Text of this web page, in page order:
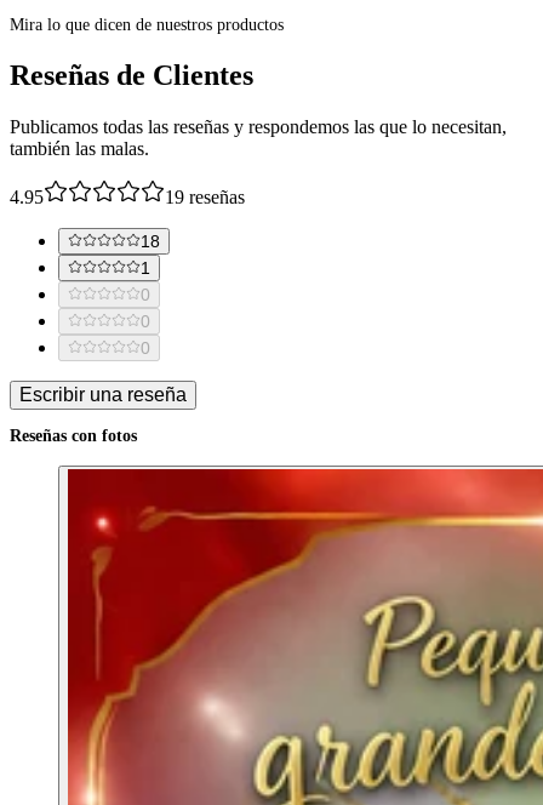
Mira lo que dicen de nuestros productos
Reseñas de Clientes
Publicamos todas las reseñas y respondemos las que lo necesitan,
también las malas.
4.95 19 reseñas
18
1
0
0
0
Escribir una reseña
Reseñas con fotos